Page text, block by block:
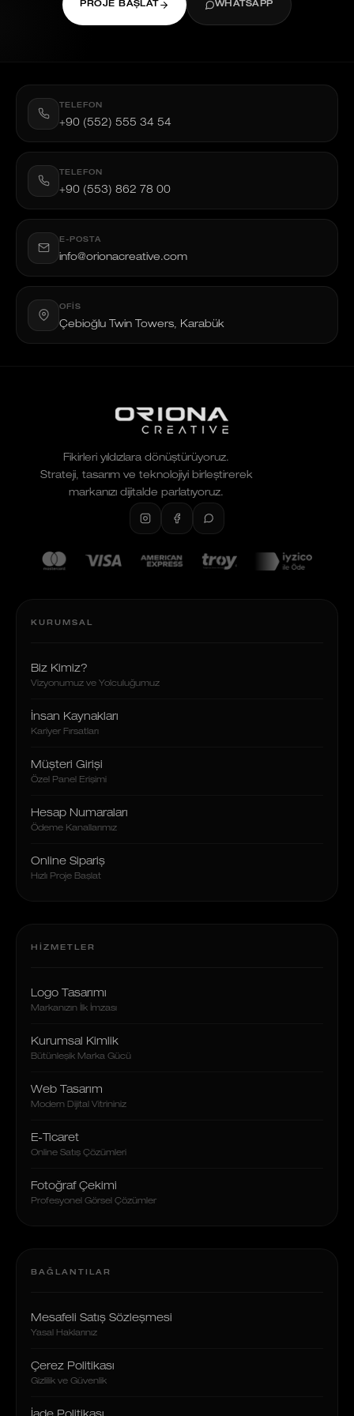
PROJE BAŞLAT WHATSAPP
TELEFON
+90 (552) 555 34 54
TELEFON
+90 (553) 862 78 00
E-POSTA
info@orionacreative.com
OFIS
Çebioğlu Twin Towers, Karabük
Fikirleri yıldızlara dönüştürüyoruz.
Strateji, tasarım ve teknolojiyi birleştirerek
markanızı dijitalde parlatıyoruz.
KURUMSAL
Biz Kimiz?
Vizyonumuz ve Yolculuğumuz
İnsan Kaynakları
Kariyer Fırsatları
Müşteri Girişi
Özel Panel Erişimi
Hesap Numaraları
Ödeme Kanallarımız
Online Sipariş
Hızlı Proje Başlat
HIZMETLER
Logo Tasarımı
Markanızın İlk İmzası
Kurumsal Kimlik
Bütünleşik Marka Gücü
Web Tasarım
Modern Dijital Vitrininiz
E-Ticaret
Online Satış Çözümleri
Fotoğraf Çekimi
Profesyonel Görsel Çözümler
BAĞLANTILAR
Mesafeli Satış Sözleşmesi
Yasal Haklarınız
Çerez Politikası
Gizlilik ve Güvenlik